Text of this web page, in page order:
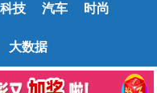
科技 汽车 时尚
大数据